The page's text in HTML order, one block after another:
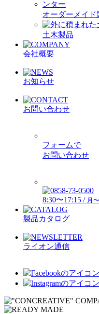
オーダーメイド
土木製品
会社概要
お知らせ
お問い合わせ
フォームで
お問い合わせ
8:30〜17:15 / 月
製品カタログ
ライオン通信